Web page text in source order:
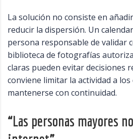
La solución no consiste en
reducir la dispersión. Un
persona responsable de validar
biblioteca de fotografías
claras pueden evitar decisiones
conviene limitar la actividad a
mantenerse con continuidad.
“Las personas mayores